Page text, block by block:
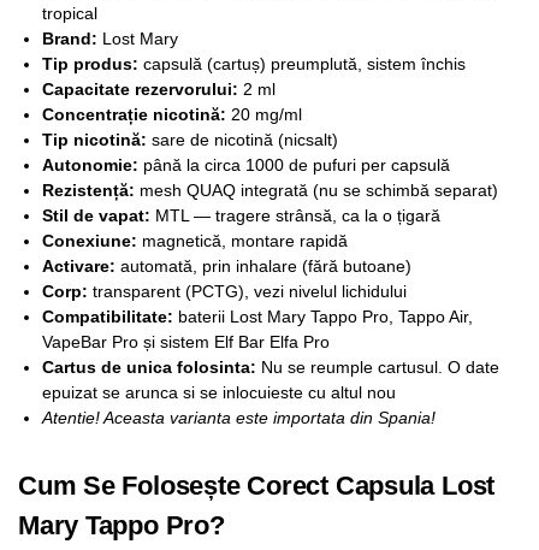
tropical
Brand: Lost Mary
Tip produs: capsulă (cartuș) preumplută, sistem închis
Capacitate rezervorului: 2 ml
Concentrație nicotină: 20 mg/ml
Tip nicotină: sare de nicotină (nicsalt)
Autonomie: până la circa 1000 de pufuri per capsulă
Rezistență: mesh QUAQ integrată (nu se schimbă separat)
Stil de vapat: MTL — tragere strânsă, ca la o țigară
Conexiune: magnetică, montare rapidă
Activare: automată, prin inhalare (fără butoane)
Corp: transparent (PCTG), vezi nivelul lichidului
Compatibilitate: baterii Lost Mary Tappo Pro, Tappo Air,
VapeBar Pro și sistem Elf Bar Elfa Pro
Cartus de unica folosinta: Nu se reumple cartusul. O date
epuizat se arunca si se inlocuieste cu altul nou
Atentie! Aceasta varianta este importata din Spania!
Cum Se Folosește Corect Capsula Lost
Mary Tappo Pro?